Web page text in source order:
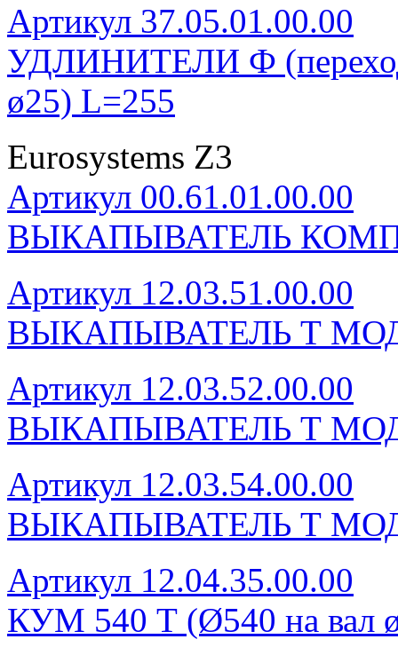
Артикул 37.05.01.00.00
УДЛИНИТЕЛИ Ф
ø25) L=255
Eurosystems Z3
Артикул 00.61.01.00.00
ВЫКАПЫВАТЕЛЬ
Артикул 12.03.51.00.00
ВЫКАПЫВАТЕЛЬ Т
Артикул 12.03.52.00.00
ВЫКАПЫВАТЕЛЬ Т
Артикул 12.03.54.00.00
ВЫКАПЫВАТЕЛЬ Т
Артикул 12.04.35.00.00
КУМ 540 Т (Ø540 на вал